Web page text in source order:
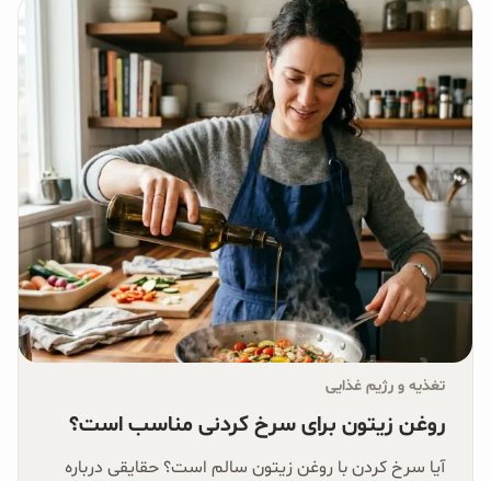
تغذیه و رژیم غذایی
روغن زیتون برای سرخ کردنی مناسب است؟
آیا سرخ کردن با روغن زیتون سالم است؟ حقایقی درباره